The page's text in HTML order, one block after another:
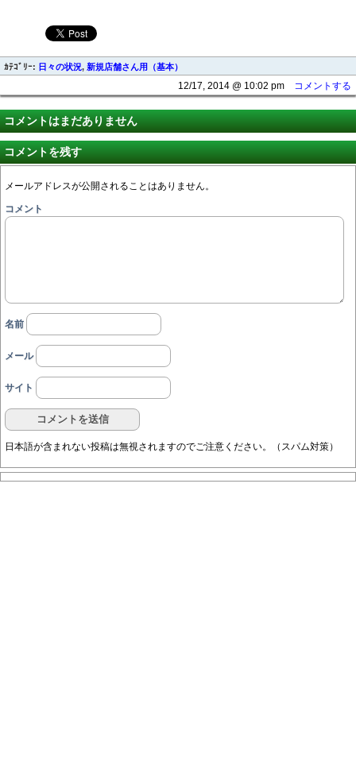
ｶﾃｺﾞﾘｰ: 日々の状況, 新規店舗さん用（基本）
12/17, 2014 @ 10:02 pm コメントする
コメントはまだありません
コメントを残す
メールアドレスが公開されることはありません。
コメント
名前
メール
サイト
日本語が含まれない投稿は無視されますのでご注意ください。（スパム対策）